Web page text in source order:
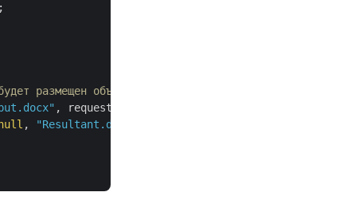
размещен объект рисования
, requestDrawingObject,
, "Resultant.docx"